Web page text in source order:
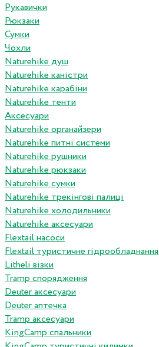
Рукавички
Рюкзаки
Сумки
Чохли
Naturehike душ
Naturehike каністри
Naturehike карабіни
Naturehike тенти
Аксесуари
Naturehike органайзери
Naturehike питні системи
Naturehike рушники
Naturehike рюкзаки
Naturehike сумки
Naturehike трекінгові палиці
Naturehike холодильники
Naturehike аксесуари
Flextail насоси
Flextail туристичне гідрообладнання
Litheli візки
Tramp спорядження
Deuter аксесуари
Deuter аптечка
Tramp аксесуари
KingCamp спальники